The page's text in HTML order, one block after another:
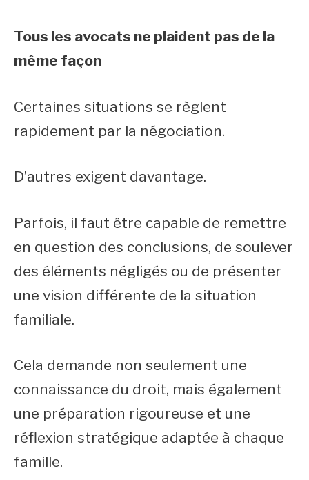
Tous les avocats ne plaident pas de la
même façon
Certaines situations se règlent
rapidement par la négociation.
D’autres exigent davantage.
Parfois, il faut être capable de remettre
en question des conclusions, de soulever
des éléments négligés ou de présenter
une vision différente de la situation
familiale.
Cela demande non seulement une
connaissance du droit, mais également
une préparation rigoureuse et une
réflexion stratégique adaptée à chaque
famille.